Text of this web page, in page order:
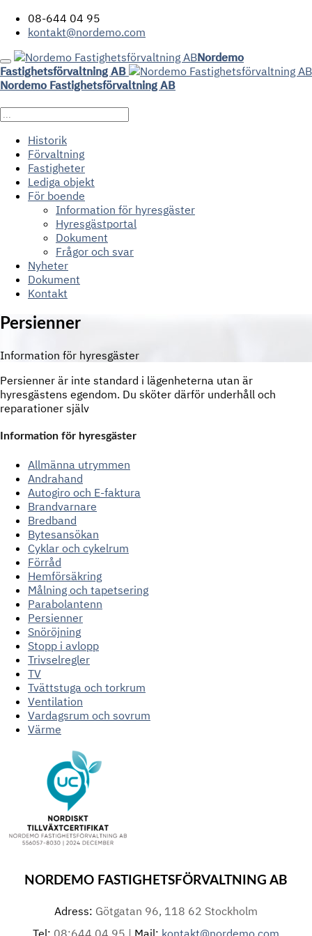
08-644 04 95
kontakt@nordemo.com
Nordemo
Fastighetsförvaltning AB
Nordemo Fastighetsförvaltning AB
Historik
Förvaltning
Fastigheter
Lediga objekt
För boende
Information för hyresgäster
Hyresgästportal
Dokument
Frågor och svar
Nyheter
Dokument
Kontakt
Persienner
Information för hyresgäster
Persienner är inte standard i lägenheterna utan är
hyresgästens egendom. Du sköter därför underhåll och
reparationer själv
Information för hyresgäster
Allmänna utrymmen
Andrahand
Autogiro och E-faktura
Brandvarnare
Bredband
Bytesansökan
Cyklar och cykelrum
Förråd
Hemförsäkring
Målning och tapetsering
Parabolantenn
Persienner
Snöröjning
Stopp i avlopp
Trivselregler
TV
Tvättstuga och torkrum
Ventilation
Vardagsrum och sovrum
Värme
NORDEMO FASTIGHETSFÖRVALTNING AB
Adress: Götgatan 96, 118 62 Stockholm